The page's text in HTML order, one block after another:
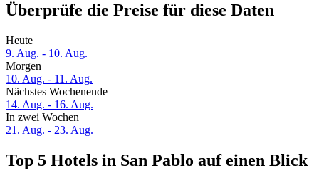
Überprüfe die Preise für diese Daten
Heute
9. Aug. - 10. Aug.
Morgen
10. Aug. - 11. Aug.
Nächstes Wochenende
14. Aug. - 16. Aug.
In zwei Wochen
21. Aug. - 23. Aug.
Top 5 Hotels in San Pablo auf einen Blick